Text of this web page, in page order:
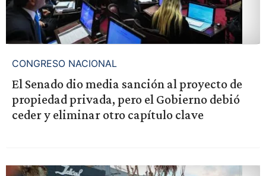
CONGRESO NACIONAL
El Senado dio media sanción al proyecto de
propiedad privada, pero el Gobierno debió
ceder y eliminar otro capítulo clave